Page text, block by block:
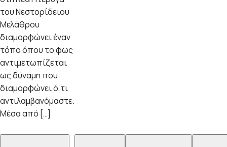
του Νεστορίδειου
Μελάθρου
διαμορφώνει έναν
τόπο όπου το φως
αντιμετωπίζεται
ως δύναμη που
διαμορφώνει ό,τι
αντιλαμβανόμαστε.
Μέσα από […]